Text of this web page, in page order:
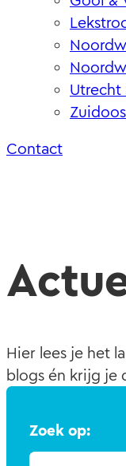
Utrecht
Contact
Hier lees je het
blogs én krijg je
Zoek op: